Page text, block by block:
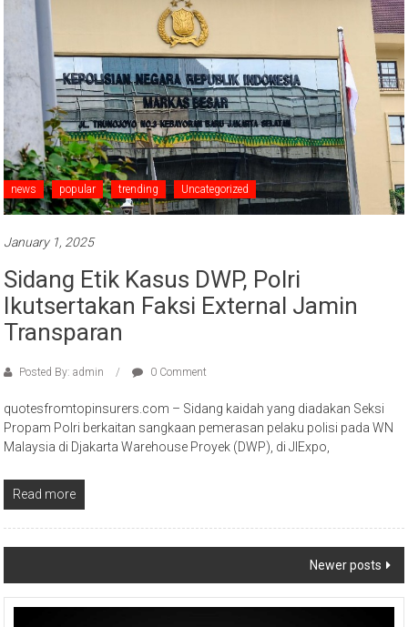
news popular trending Uncategorized
January 1, 2025
Sidang Etik Kasus DWP, Polri
Ikutsertakan Faksi External Jamin
Transparan
Posted By: admin 0 Comment
quotesfromtopinsurers.com – Sidang kaidah yang diadakan Seksi
Propam Polri berkaitan sangkaan pemerasan pelaku polisi pada WN
Malaysia di Djakarta Warehouse Proyek (DWP), di JIExpo,
Read more
navigation
Newer posts